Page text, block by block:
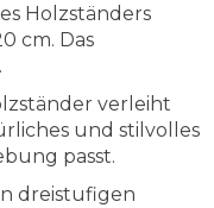
Holzständers
cm. Das
verleiht
und stilvolles
passt.
dreistufigen